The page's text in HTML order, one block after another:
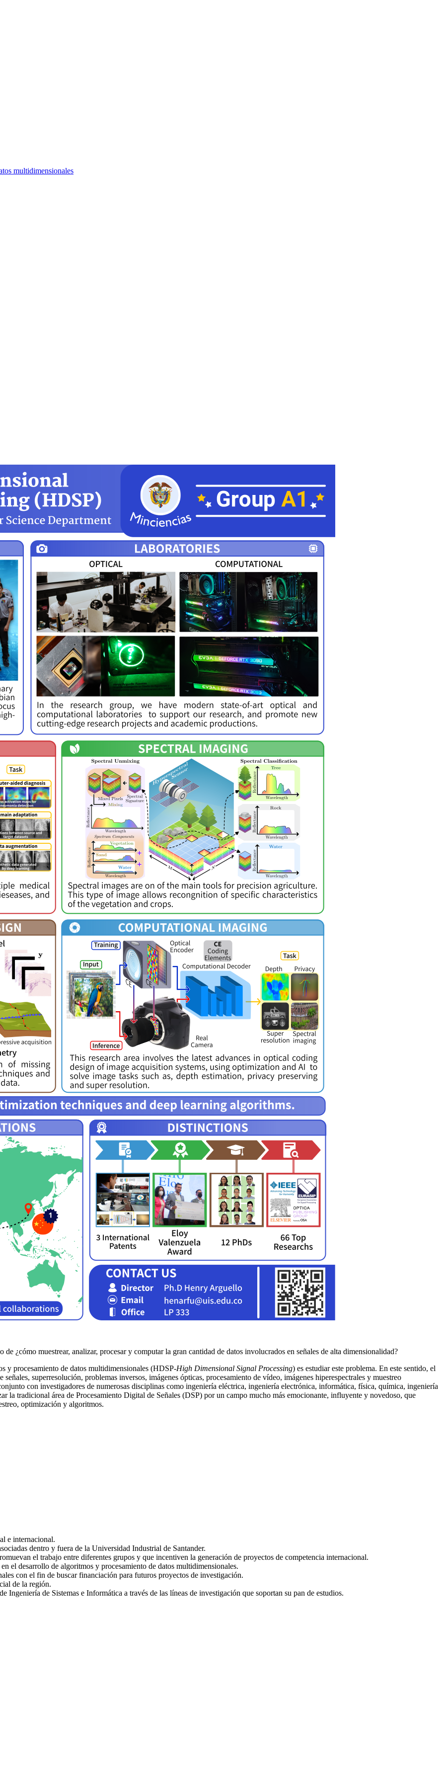
multidimensionales
¿cómo muestrear, analizar, procesar y computar la gran cantidad de datos involucrados en señales de alta dimensionalidad?
y procesamiento de datos multidimensionales (HDSP-High Dimensional Signal Processing) es estudiar este problema. En este sentido, el
superresolución, problemas inversos, imágenes ópticas, procesamiento de vídeo, imágenes hiperespectrales y muestreo
con investigadores de numerosas disciplinas como ingeniería eléctrica, ingeniería electrónica, informática, física, química, ingeniería
la tradicional área de Procesamiento Digital de Señales (DSP) por un campo mucho más emocionante, influyente y novedoso, que
optimización y algoritmos.
e internacional.
dentro y fuera de la Universidad Industrial de Santander.
el trabajo entre diferentes grupos y que incentiven la generación de proyectos de competencia internacional.
el desarrollo de algoritmos y procesamiento de datos multidimensionales.
con el fin de buscar financiación para futuros proyectos de investigación.
de la región.
Ingeniería de Sistemas e Informática a través de las líneas de investigación que soportan su pan de estudios.